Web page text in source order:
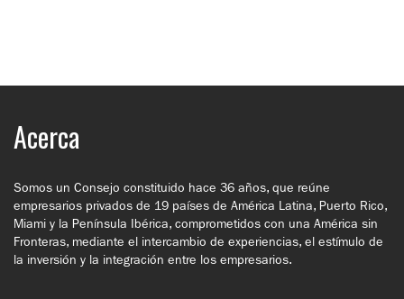
Acerca
Somos un Consejo constituido hace 36 años, que reúne
empresarios privados de 19 países de América Latina, Puerto Rico,
Miami y la Península Ibérica, comprometidos con una América sin
Fronteras, mediante el intercambio de experiencias, el estímulo de
la inversión y la integración entre los empresarios.